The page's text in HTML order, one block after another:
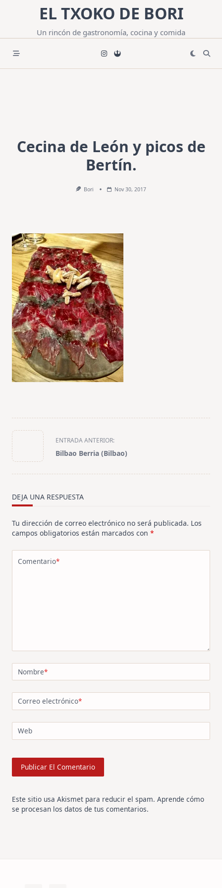
contenido
EL TXOKO DE BORI
Un rincón de gastronomía, cocina y comida
Cecina de León y picos de
Bertín.
Bori Nov 30, 2017
<span
class="nav-
subtitle
screen-
text">Página</span>
ENTRADA ANTERIOR:
Bilbao Berria (Bilbao)
DEJA UNA RESPUESTA
Tu dirección de correo electrónico no será publicada. Los
campos obligatorios están marcados con *
Comentario*
Nombre*
Correo electrónico*
Web
Este sitio usa Akismet para reducir el spam. Aprende cómo
se procesan los datos de tus comentarios.